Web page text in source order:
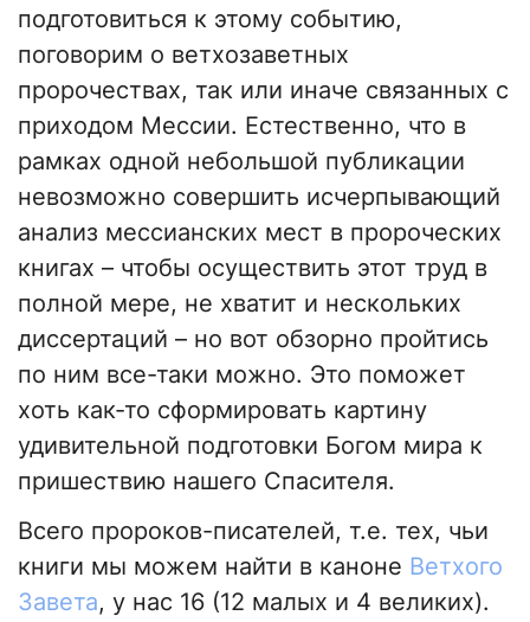
подготовиться к этому событию,
поговорим о ветхозаветных
пророчествах, так или иначе связанных с
приходом Мессии. Естественно, что в
рамках одной небольшой публикации
невозможно совершить исчерпывающий
анализ мессианских мест в пророческих
книгах – чтобы осуществить этот труд в
полной мере, не хватит и нескольких
диссертаций – но вот обзорно пройтись
по ним все-таки можно. Это поможет
хоть как-то сформировать картину
удивительной подготовки Богом мира к
пришествию нашего Спасителя.
Всего пророков-писателей, т.е. тех, чьи
книги мы можем найти в каноне Ветхого
Завета, у нас 16 (12 малых и 4 великих).